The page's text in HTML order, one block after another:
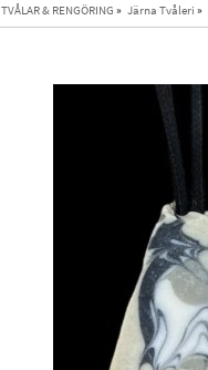
TVÅLAR & RENGÖRING » Järna Tvåleri »